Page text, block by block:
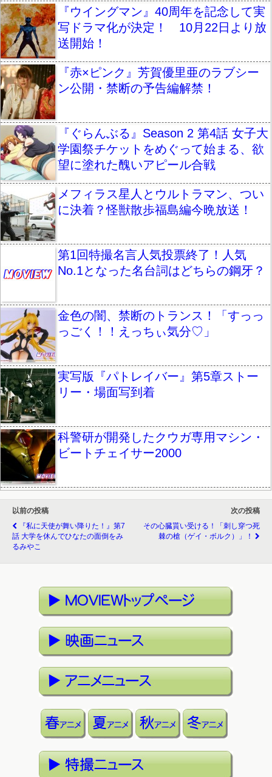
『ウイングマン』40周年を記念して実
写ドラマ化が決定！ 10月22日より放
送開始！
『赤×ピンク』芳賀優里亜のラブシー
ン公開・禁断の予告編解禁！
『ぐらんぶる』Season 2 第4話 女子大
学園祭チケットをめぐって始まる、欲
望に塗れた醜いアピール合戦
メフィラス星人とウルトラマン、つい
に決着？怪獣散歩福島編今晩放送！
第1回特撮名言人気投票終了！人気
No.1となった名台詞はどちらの鋼牙？
金色の闇、禁断のトランス！「すっっ
っごく！！えっちぃ気分♡」
実写版『パトレイバー』第5章ストー
リー・場面写到着
科警研が開発したクウガ専用マシン・
ビートチェイサー2000
以前の投稿
『私に天使が舞い降りた！』第7
話 大学を休んでひなたの面倒をみ
るみやこ
次の投稿
その心臓貰い受ける！「刺し穿つ死
棘の槍（ゲイ・ボルク）」！